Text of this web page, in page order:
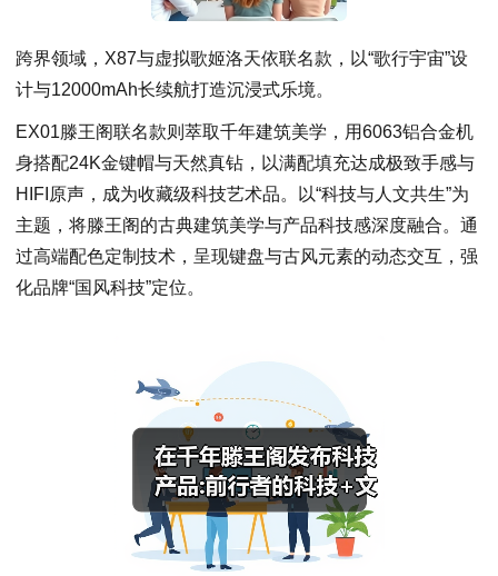
跨界领域，X87与虚拟歌姬洛天依联名款，以“歌行宇宙”设
计与12000mAh长续航打造沉浸式乐境。
EX01滕王阁联名款则萃取千年建筑美学，用6063铝合金机
身搭配24K金键帽与天然真钻，以满配填充达成极致手感与
HIFI原声，成为收藏级科技艺术品。以“科技与人文共生”为
主题，将滕王阁的古典建筑美学与产品科技感深度融合。通
过高端配色定制技术，呈现键盘与古风元素的动态交互，强
化品牌“国风科技”定位。